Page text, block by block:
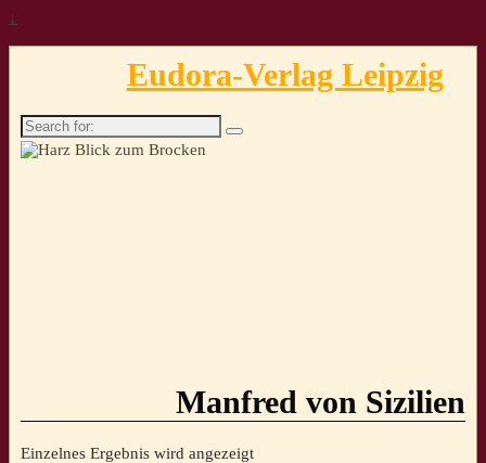
↓
Eudora-Verlag Leipzig
Search
for:
Manfred von Sizilien
Einzelnes Ergebnis wird angezeigt